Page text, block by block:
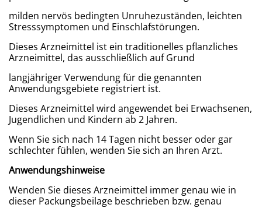
milden nervös bedingten Unruhezuständen, leichten
Stresssymptomen und Einschlafstörungen.
Dieses Arzneimittel ist ein traditionelles pflanzliches
Arzneimittel, das ausschließlich auf Grund
langjähriger Verwendung für die genannten
Anwendungsgebiete registriert ist.
Dieses Arzneimittel wird angewendet bei Erwachsenen,
Jugendlichen und Kindern ab 2 Jahren.
Wenn Sie sich nach 14 Tagen nicht besser oder gar
schlechter fühlen, wenden Sie sich an Ihren Arzt.
Anwendungshinweise
Wenden Sie dieses Arzneimittel immer genau wie in
dieser Packungsbeilage beschrieben bzw. genau